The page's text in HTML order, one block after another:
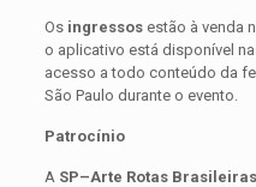
Osingressosestão à venda
o aplicativo está disponível
acesso a todo conteúdo da
São Paulo durante o evento.
Patrocínio
A SP–Arte Rotas Brasileiras